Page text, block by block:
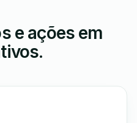
e ações em